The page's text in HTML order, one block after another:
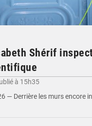
Shérif
à 15h35
— Derrière les murs encore